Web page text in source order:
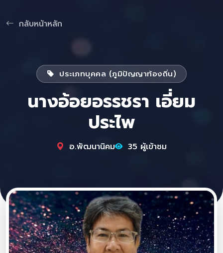
กลับหน้าหลัก
ประเภทบุคคล (ภูมิปัญญาท้องถิ่น)
นางอ้อยอรรชรา เอี่ยม
ประไพ
อ.พัฒนานิคม 35 ผู้เข้าชม